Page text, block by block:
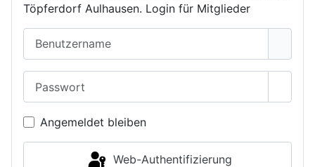
Töpferdorf Aulhausen. Login für Mitglieder
Angemeldet bleiben
Web-Authentifizierung